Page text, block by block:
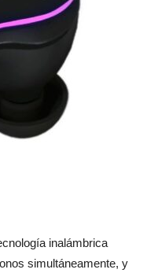
inalámbrica
simultáneamente, y